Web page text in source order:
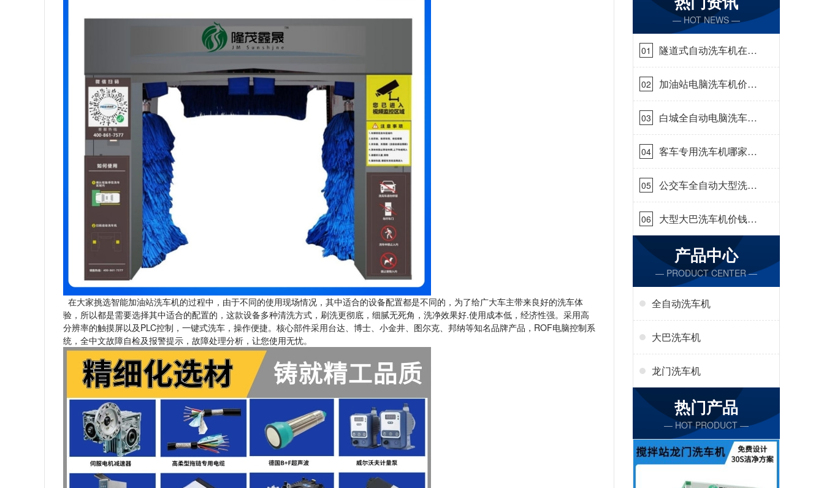
在大家挑选智能加油站洗车机的过程中，由于不同的使用现场情况，其中适合的设备配置都是不同的，为了给广大车主带来良好的洗车体
验，所以都是需要选择其中适合的配置的，这款设备多种清洗方式，刷洗更彻底，细腻无死角，洗净效果好.使用成本低，经济性强。采用高
分辨率的触摸屏以及PLC控制，一键式洗车，操作便捷。核心部件采用台达、博士、小金井、图尔克、邦纳等知名品牌产品，ROF电脑控制系
统，全中文故障自检及报警提示，故障处理分析，让您使用无忧。
— HOT NEWS —
01
隧道式自动洗车机在哪
里购买[隆茂鑫晟]
02
加油站电脑洗车机价格
怎么样[隆茂鑫晟]
03
白城全自动电脑洗车
机-ADV防冻冬季正常
使用[隆茂鑫晟]
04
客车专用洗车机哪家的
好[隆茂鑫晟]
05
公交车全自动大型洗车
机什么价钱[隆茂鑫晟]
06
大型大巴洗车机价钱怎
么样[隆茂鑫晟]
产品中心
— PRODUCT CENTER —
全自动洗车机
大巴洗车机
龙门洗车机
热门产品
— HOT PRODUCT —